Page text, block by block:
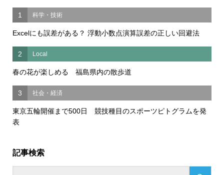
1 科学・技術
Excelにも誤差がある？ 浮動小数点演算誤差の正しい回避法
2 Local
春の花が楽しめる 福島県内の散歩道
3 社会・経済
東京五輪開催まで500日 競技種目のスポーツピトグラムを発
表
記事検索